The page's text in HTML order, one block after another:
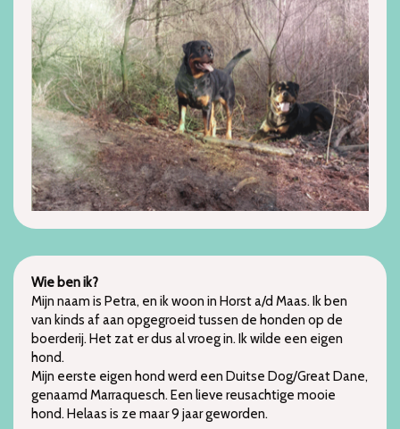
Wie ben ik?
Mijn naam is Petra, en ik woon in Horst a/d Maas. Ik ben
van kinds af aan opgegroeid tussen de honden op de
boerderij. Het zat er dus al vroeg in. Ik wilde een eigen
hond.
Mijn eerste eigen hond werd een Duitse Dog/Great Dane,
genaamd Marraquesch. Een lieve reusachtige mooie
hond. Helaas is ze maar 9 jaar geworden.